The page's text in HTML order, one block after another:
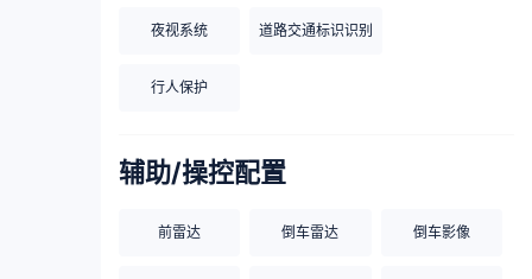
夜视系统 道路交通标识识别
行人保护
辅助/操控配置
前雷达 倒车雷达 倒车影像